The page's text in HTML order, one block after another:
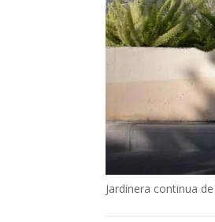
Jardinera continua